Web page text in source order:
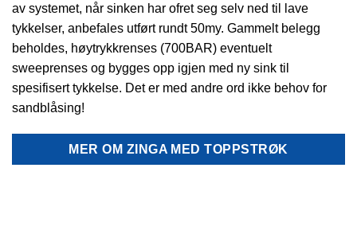
av systemet, når sinken har ofret seg selv ned til lave
tykkelser, anbefales utført rundt 50my. Gammelt belegg
beholdes, høytrykkrenses (700BAR) eventuelt
sweeprenses og bygges opp igjen med ny sink til
spesifisert tykkelse. Det er med andre ord ikke behov for
sandblåsing!
MER OM ZINGA MED TOPPSTRØK